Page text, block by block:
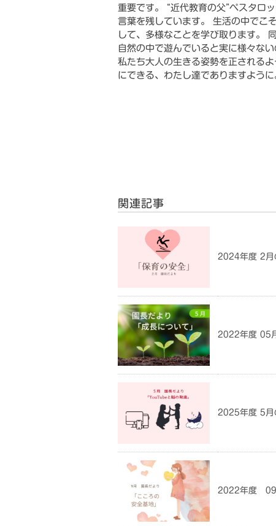
重要です。 “近代教育の父”ペスタロ
言葉を残しています。 生活の中でこ
して、多様なことを学び取ります。
自然の中で遊んでいると実に様々な
私たち大人の生きる姿勢を正される
にできる、わたし達でありますように
関連記事
2024年度 2月
2022年度 05
2025年度 5月
2022年度 09